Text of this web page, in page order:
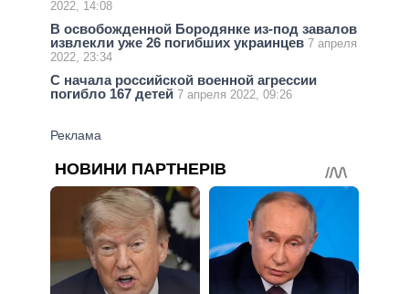
2022, 14:08
В освобожденной Бородянке из-под завалов
извлекли уже 26 погибших украинцев 7 апреля
2022, 23:34
С начала российской военной агрессии
погибло 167 детей 7 апреля 2022, 09:26